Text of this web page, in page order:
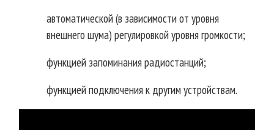
автоматической (в зависимости от уровня
внешнего шума) регулировкой уровня громкости;
функцией запоминания радиостанций;
функцией подключения к другим устройствам.